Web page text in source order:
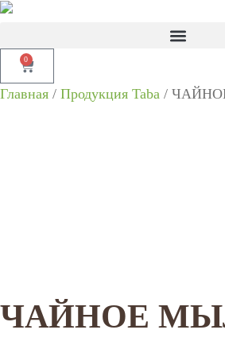
0
Главная / Продукция Taba /
ЧАЙНОЕ